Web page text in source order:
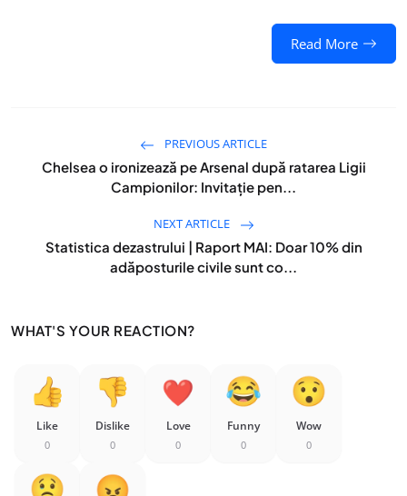
Read More
PREVIOUS ARTICLE
Chelsea o ironizează pe Arsenal după ratarea Ligii
Campionilor: Invitație pen...
NEXT ARTICLE
Statistica dezastrului | Raport MAI: Doar 10% din
adăposturile civile sunt co...
WHAT'S YOUR REACTION?
Like
0
Dislike
0
Love
0
Funny
0
Wow
0